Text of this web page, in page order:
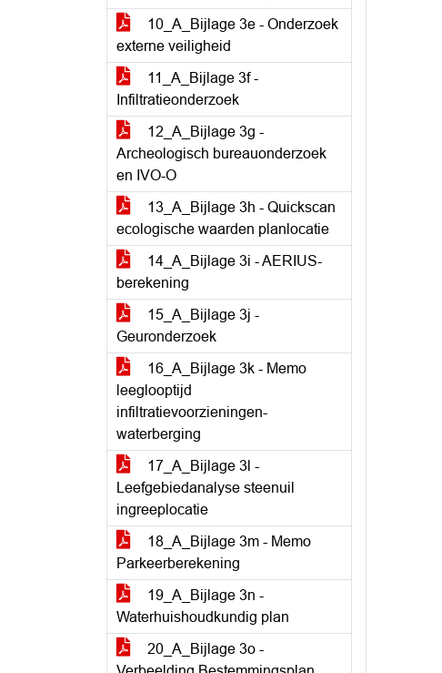
10_A_Bijlage 3e - Onderzoek
externe veiligheid
11_A_Bijlage 3f -
Infiltratieonderzoek
12_A_Bijlage 3g -
Archeologisch bureauonderzoek
en IVO-O
13_A_Bijlage 3h - Quickscan
ecologische waarden planlocatie
14_A_Bijlage 3i - AERIUS-
berekening
15_A_Bijlage 3j -
Geuronderzoek
16_A_Bijlage 3k - Memo
leeglooptijd
infiltratievoorzieningen-
waterberging
17_A_Bijlage 3l -
Leefgebiedanalyse steenuil
ingreeplocatie
18_A_Bijlage 3m - Memo
Parkeerberekening
19_A_Bijlage 3n -
Waterhuishoudkundig plan
20_A_Bijlage 3o -